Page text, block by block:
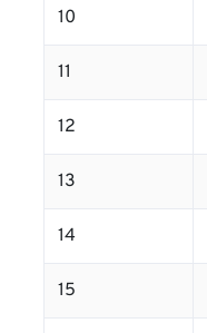
10
11
12
13
14
15